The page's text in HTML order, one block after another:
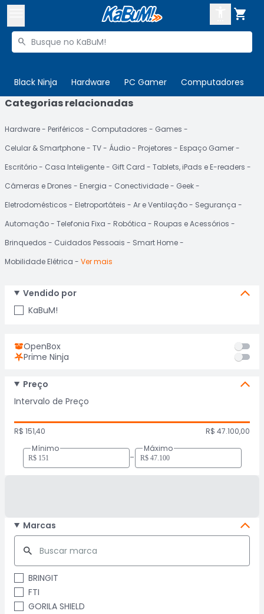

Buscar produtos

Black Ninja Hardware PC Gamer Computadores
Olá. Acesse sua conta
 Departamentos
Cupons
Mais Vendidos
ENTRE
CADASTRE-SE
Categorias relacionadas
Hardware Periféricos Computadores
Games
Celular & Smartphone
TV Áudio Projetores
Espaço Gamer
Escritório
Casa Inteligente Gift Card
Tablets, iPads e E-readers
Câmeras e Drones
Energia Conectividade
Geek
Eletrodomésticos
Eletroportáteis Ar e Ventilação
Segurança
Automação
Telefonia Fixa Robótica
Roupas e Acessórios
Brinquedos
Cuidados Pessoais
Smart Home
Mobilidade Elétrica
Ver mais
Vendido por
KaBuM!
OpenBox
Prime Ninja
Preço
Intervalo de Preço
R$ 151,40
R$ 47.100,00
Mínimo
-
Máximo
Marcas
BRINGIT
FTI
GORILA SHIELD